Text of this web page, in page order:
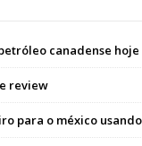
canadense hoje
review
para o méxico